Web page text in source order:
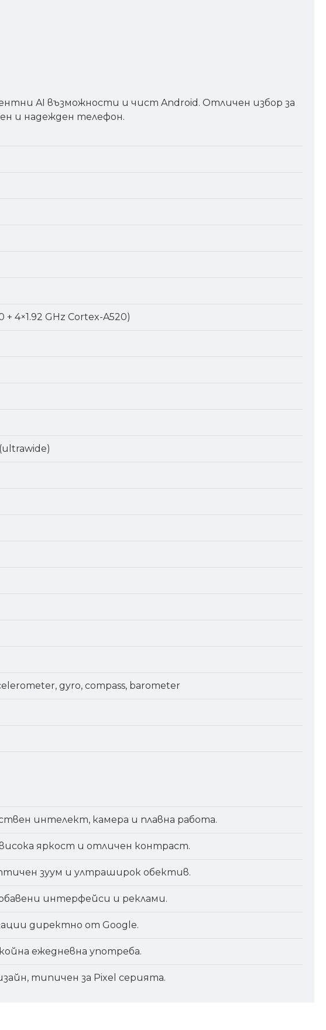
AI възможности и чист Android. Отличен избор за
и надежден телефон.
+ 4×1.92 GHz Cortex-A520)
gyro, compass, barometer
интелект, камера и плавна работа.
яркост и отличен контраст.
зуум и ултраширок обектив.
интерфейси и реклами.
директно от Google.
ежедневна употреба.
типичен за Pixel серията.